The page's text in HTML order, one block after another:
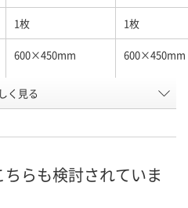
1枚 1枚
600×450mm 600×450mm
月予定（JM-6045M） 無地（JM-6045
3点 4点
く見る
らも検討されていま